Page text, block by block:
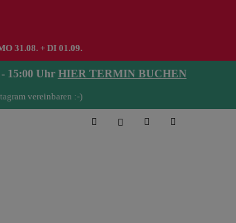
31.08. + DI 01.09.
15:00 Uhr HIER TERMIN BUCHEN
vereinbaren :-)